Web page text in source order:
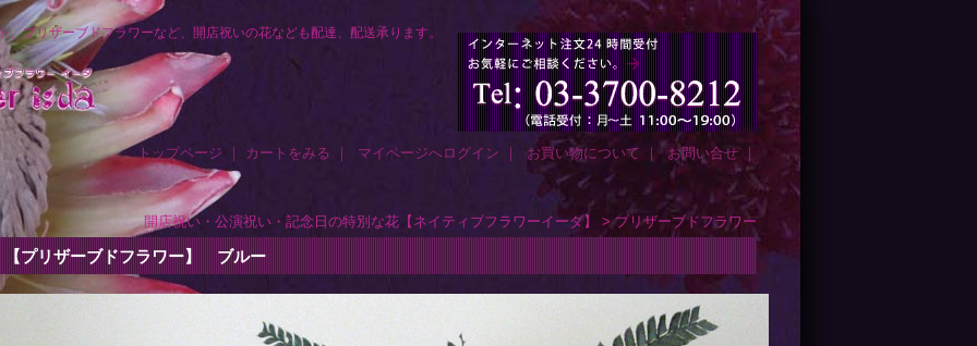
プリザーブドフラワーなど、開店祝いの花なども配達、配送承ります。
トップページ カートをみる マイページへログイン お買い物について ｜ お問い合せ ｜
開店祝い・公演祝い・記念日の特別な花【ネイティブフラワーイーダ】 >プリザーブドフラワー
【プリザーブドフラワー】 ブルー